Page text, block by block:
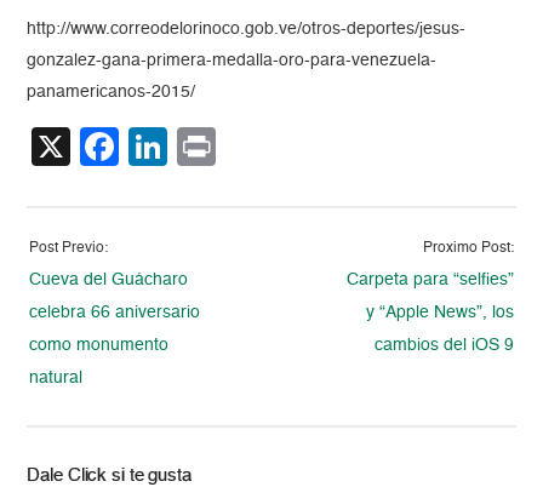
http://www.correodelorinoco.gob.ve/otros-deportes/jesus-
gonzalez-gana-primera-medalla-oro-para-venezuela-
panamericanos-2015/
X Facebook
LinkedIn
Post Previo:
Cueva del Guácharo
celebra 66 aniversario
como monumento
natural
Proximo Post:
Carpeta para “selfies”
y “Apple News”, los
cambios del iOS 9
Dale Click si te gusta